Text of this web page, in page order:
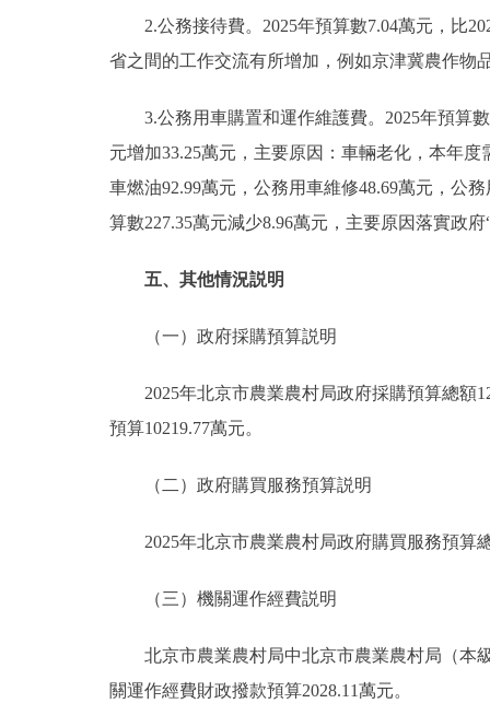
2.公務接待費。2025年預算數7.04萬元，比
省之間的工作交流有所增加，例如京津冀農作物
3.公務用車購置和運作維護費。2025年預算數
元增加33.25萬元，主要原因：車輛老化，本年
車燃油92.99萬元，公務用車維修48.69萬元，公
算數227.35萬元減少8.96萬元，主要原因落實政
五、其他情況説明
（一）政府採購預算説明
2025年北京市農業農村局政府採購預算總額
預算10219.77萬元。
（二）政府購買服務預算説明
2025年北京市農業農村局政府購買服務預算總
（三）機關運作經費説明
北京市農業農村局中北京市農業農村局（本級
關運作經費財政撥款預算2028.11萬元。